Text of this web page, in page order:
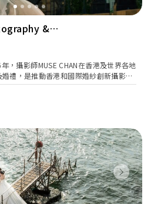
&
，攝影師MUSE CHAN在香港及世界各地
禮，是推動香港和國際婚紗創新攝影的
年的他憑著他自己的創新和獨特的人像
無數高端的攝影藝術品。
Next